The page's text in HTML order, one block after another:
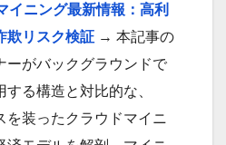
イニング最新情報：高利
欺リスク検証 → 本記事の
ーがバックグラウンドで
る構造と対比的な、
を装ったクラウドマイニ